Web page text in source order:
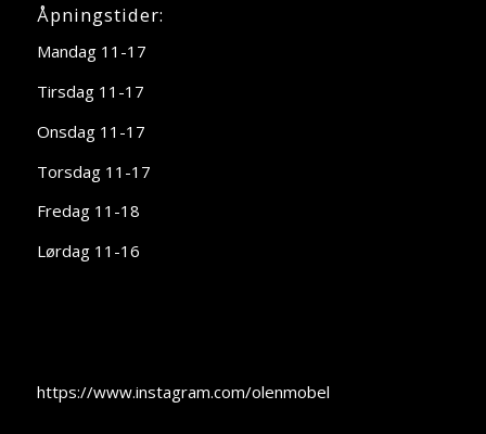
Åpningstider:
Mandag 11-17
Tirsdag 11-17
Onsdag 11-17
Torsdag 11-17
Fredag 11-18
Lørdag 11-16
https://www.instagram.com/olenmobel